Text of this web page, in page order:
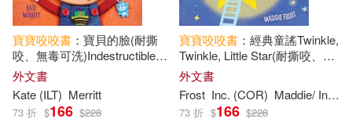
寶寶咬咬書 ：寶貝的臉(耐撕
咬、無毒可洗)Indestructibles:
Baby Faces: A Book of Happy,
Silly, Funny Faces: Chew Proof
· Rip Proof · Nontoxic
外文書
Kate (ILT) Merritt
73 折 $166 $228
寶寶咬咬書 ：經典童謠Twinkle,
Twinkle, Little Star(耐撕咬、無
毒可洗)Indestructibles
外文書
Frost Inc. (COR) Maddie/ Indestructibles
73 折 $166 $228